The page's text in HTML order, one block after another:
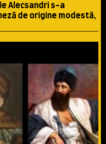
Alecsandri s-a
de origine modestă,